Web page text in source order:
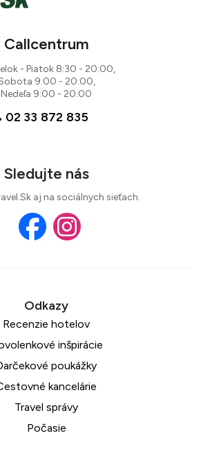
Callcentrum
- Piatok 8:30 - 20:00,
9:00 - 20:00,
Nedeľa 9:00 - 20:00
02 33 872 835
Sledujte nás
aj na sociálnych sieťach.
Recenzie hotelov
inšpirácie
poukážky
kancelárie
Travel správy
Počasie